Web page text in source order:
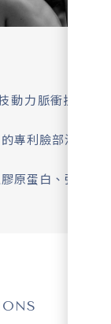
動力脈衝提拉
專利臉部治療
原蛋白、彈力